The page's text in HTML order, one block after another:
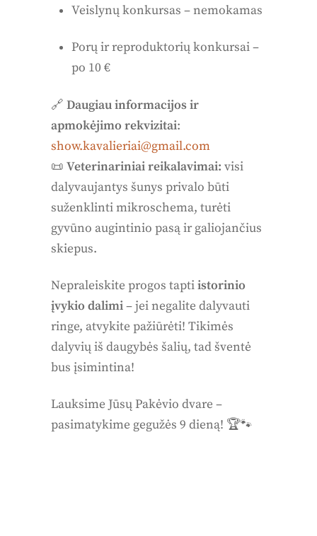
Veislynų konkursas – nemokamas
Porų ir reproduktorių konkursai –
po 10 €
🔗Daugiau informacijos ir
apmokėjimo rekvizitai:
show.kavalieriai@gmail.com
📜Veterinariniai reikalavimai: visi
dalyvaujantys šunys privalo būti
suženklinti mikroschema, turėti
gyvūno augintinio pasą ir galiojančius
skiepus.
Nepraleiskite progos taptiistorinio
įvykio dalimi– jei negalite dalyvauti
ringe, atvykite pažiūrėti! Tikimės
dalyvių iš daugybės šalių, tad šventė
bus įsimintina!
Lauksime Jūsų Pakėvio dvare –
pasimatykime gegužės 9 dieną! 🏆🐾